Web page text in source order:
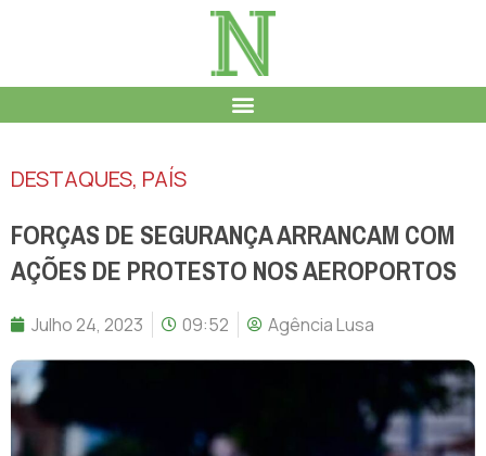
DESTAQUES, PAÍS
FORÇAS DE SEGURANÇA ARRANCAM COM
AÇÕES DE PROTESTO NOS AEROPORTOS
Julho 24, 2023 09:52 Agência Lusa